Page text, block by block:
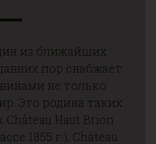
из ближайших
пор снабжает
не только
Это родина таких
Château Haut Brion
1855 г.), Château